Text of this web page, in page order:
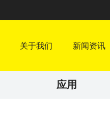
关于我们 新闻资讯
应用